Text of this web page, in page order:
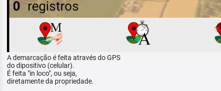
A demarcação é feita através do GPS
do dipositivo (celular).
É feita "in loco", ou seja,
diretamente da propriedade.